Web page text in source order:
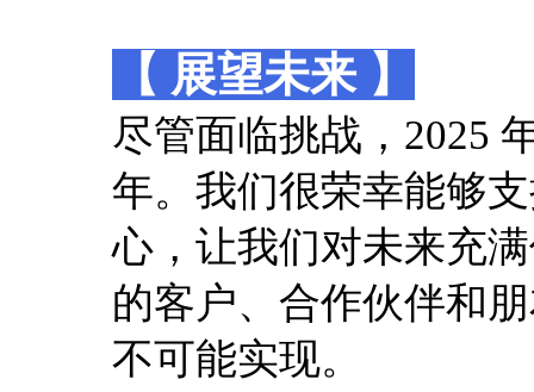
【 展望未来 】
尽管面临挑战，2025
年。我们很荣幸能够
心，让我们对未来充
的客户、合作伙伴和
不可能实现。